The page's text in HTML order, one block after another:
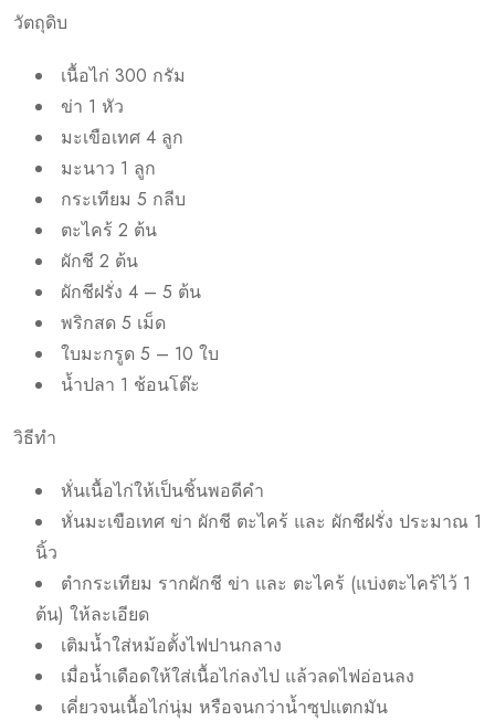
วัตถุดิบ
เนื้อไก่ 300 กรัม
ข่า 1 หัว
มะเขือเทศ 4 ลูก
มะนาว 1 ลูก
กระเทียม 5 กลีบ
ตะไคร้ 2 ต้น
ผักชี 2 ต้น
ผักชีฝรั่ง 4 – 5 ต้น
พริกสด 5 เม็ด
ใบมะกรูด 5 – 10 ใบ
น้ำปลา 1 ช้อนโต๊ะ
วิธีทำ
หั่นเนื้อไก่ให้เป็นชิ้นพอดีคำ
หั่นมะเขือเทศ ข่า ผักชี ตะไคร้ และ ผักชีฝรั่ง ประมาณ 1
นิ้ว
ตำกระเทียม รากผักชี ข่า และ ตะไคร้ (แบ่งตะไคร้ไว้ 1
ต้น) ให้ละเอียด
เติมน้ำใส่หม้อตั้งไฟปานกลาง
เมื่อน้ำเดือดให้ใส่เนื้อไก่ลงไป แล้วลดไฟอ่อนลง
เคี่ยวจนเนื้อไก่นุ่ม หรือจนกว่าน้ำซุปแตกมัน